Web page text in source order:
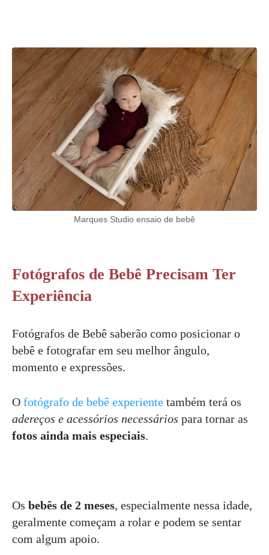
Marques Studio ensaio de bebê
Fotógrafos de Bebê Precisam Ter
Experiência
Fotógrafos de Bebê saberão como posicionar o
bebê e fotografar em seu melhor ângulo,
momento e expressões.
O fotógrafo de bebê experiente também terá os
adereços e acessórios necessários para tornar as
fotos ainda mais especiais.
Os bebês de 2 meses, especialmente nessa idade,
geralmente começam a rolar e podem se sentar
com algum apoio.